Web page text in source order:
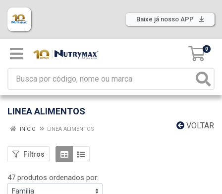
Baixe já nosso APP
0
LINEA ALIMENTOS
VOLTAR
INÍCIO LINEA ALIMENTOS
Filtros
47 produtos ordenados por: